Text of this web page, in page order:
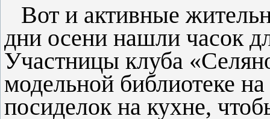
Вот и активные
дни осени нашли часок
Участницы клуба
модельной библиотеке
посиделок на кухне,